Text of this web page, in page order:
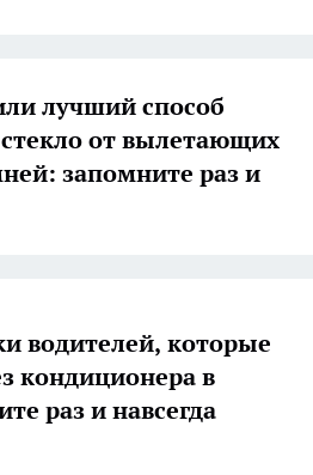
лучший способ
от вылетающих
запомните раз и
водителей, которые
кондиционера в
раз и навсегда